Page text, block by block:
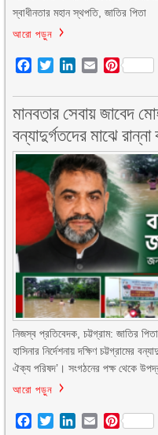
স্বাধীনতার মহান স্থপতি, জাতির পিতা
আরো পড়ুন
Facebook
TwitterLinkedIn
Email
মানবতার সেবায় জাবেদ
বন্যাদুর্গতদের মাঝে
নিজস্ব প্রতিবেদক, চট্টগ্রাম: জাতির
হাসিনার নির্দেশনায় দক্ষিণ চট্টগ্রামের
ঐক্য পরিষদ’। সংগঠনের পক্ষ থেকে
আরো পড়ুন
Facebook
TwitterLinkedIn
Email